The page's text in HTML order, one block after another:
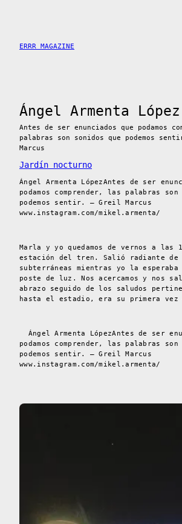
content
ERRR MAGAZINE
Ángel Armenta López
Antes de ser enunciados que podamos
palabras son sonidos que podemos
Marcus
Jardín nocturno
Ángel Armenta LópezAntes de ser
podamos comprender, las palabras son
podemos sentir. – Greil Marcus
www.instagram.com/mikel.armenta/
Marla y yo quedamos de vernos a las
estación del tren. Salió radiante de
subterráneas mientras yo la esperaba
poste de luz. Nos acercamos y nos
abrazo seguido de los saludos
hasta el estadio, era su primera vez
Ángel Armenta LópezAntes de ser
podamos comprender, las palabras son
podemos sentir. – Greil Marcus
www.instagram.com/mikel.armenta/